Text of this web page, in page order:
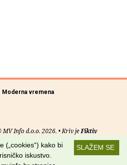
Moderna vremena
Info d.o.o. 2026. • Kriv jeFiktiv
Uvjeti korištenja RSS kanaliSLAŽEM SE
(„cookies“) kako bi
iskustvo.